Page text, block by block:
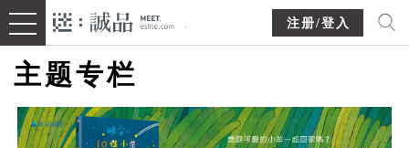
注册/登入
主题专栏